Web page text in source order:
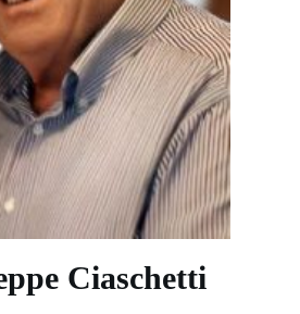
Ciaschetti